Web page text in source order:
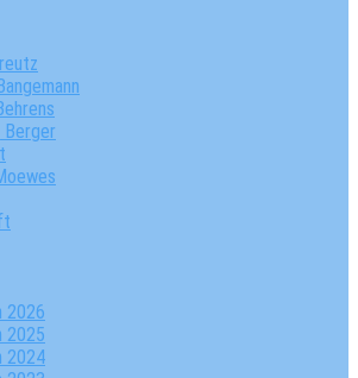
Berger
2026
2025
2024